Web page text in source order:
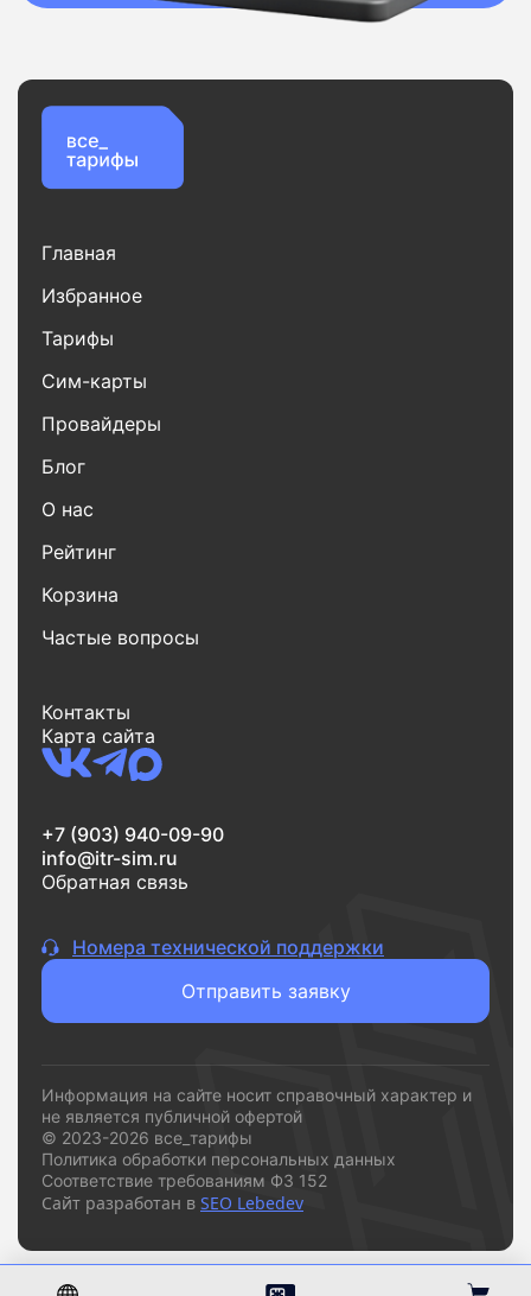
Главная
Избранное
Тарифы
Сим-карты
Провайдеры
Блог
О нас
Рейтинг
Корзина
Частые вопросы
Контакты
Карта сайта
+7 (903) 940-09-90
info@itr-sim.ru
Обратная связь
Номера технической поддержки
Отправить заявку
Информация на сайте носит справочный характер и
не является публичной офертой
© 2023-2026 все_тарифы
Политика обработки персональных данных
Соответствие требованиям ФЗ 152
Сайт разработан в SEO Lebedev